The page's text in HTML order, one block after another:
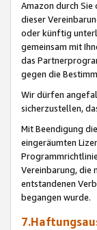
Amazon durch
dieser
oder künftig
gemeinsam mit
das
gegen die
Wir dürfen
sicherzustellen,
Mit Beendigung
eingeräumten
Vereinbarung, die
entstandenen
begangen wurde.